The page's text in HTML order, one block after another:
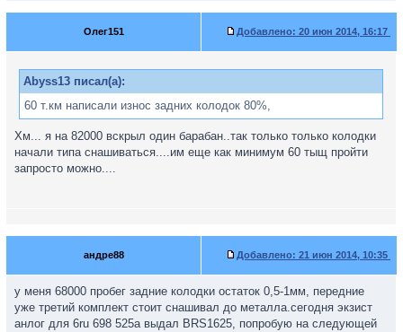
Олег151 Добавлено: 20 июн 2014, 16:17
Abyss13 писал(а):
60 т.км написали износ задних колодок 80%,
Хм... я на 82000 вскрыл один барабан..так только только колодки
начали типа снашиваться....им еще как минимум 60 тыщ пройти
запросто можно....
андре88 Добавлено: 21 июн 2014, 10:35
у меня 68000 пробег задние колодки остаток 0,5-1мм, передние
уже третий комплект стоит снашивал до металла.сегодня экзист
анлог для 6ru 698 525a выдал BRS1625, попробую на следующей